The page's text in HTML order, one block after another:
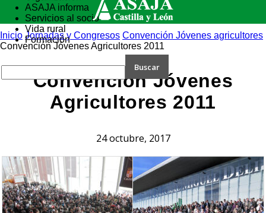
ASAJA informa
Servicios al socio
Vida rural
Formación
Inicio Jornadas y Congresos Convención Jóvenes agricultores
Convención Jóvenes Agricultores 2011
Convención Jóvenes
Agricultores 2011
24 octubre, 2017